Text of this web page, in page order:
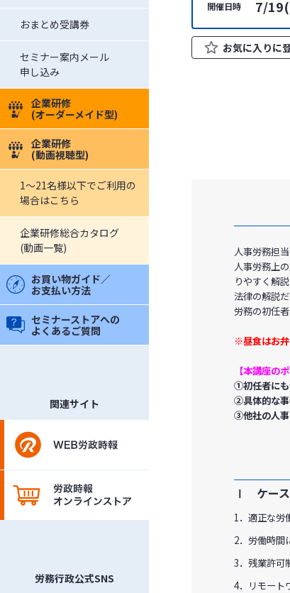
おまとめ受講券
セミナー案内メール
申し込み
企業研修
(オーダーメイド型)
企業研修
(動画視聴型)
1～21名様以下でご利用の
場合はこちら
企業研修総合カタログ
(動画一覧)
お買い物ガイド／
お支払い方法
セミナーストアへの
よくあるご質問
関連サイト
労務行政公式SNS
開催日時 7/
お気に入りに
人事労務担
人事労務上
りやすく解
法律の解説
労務の初任
※昼食はお
【本講座の
①初任者にも
②具体的な事
③他社の人事
Ⅰ ケー
1．適正な労
2．労働時間
3．残業許可
4．リモート